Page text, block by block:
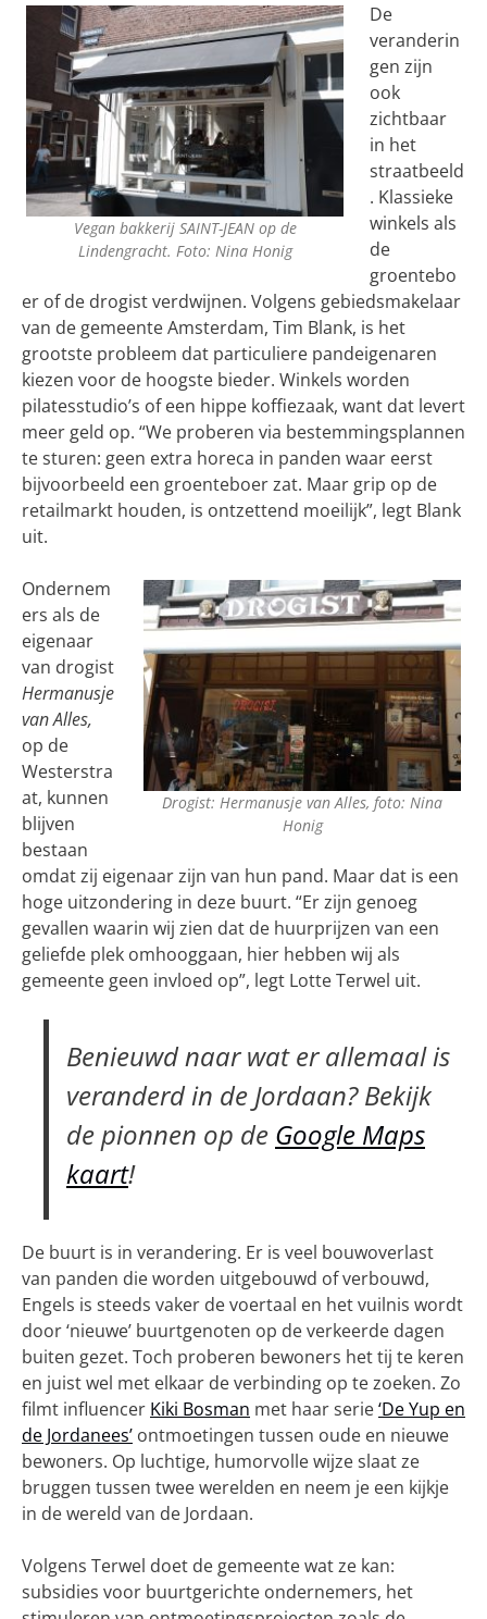
Vegan bakkerij SAINT-JEAN op de
Lindengracht. Foto: Nina Honig
De
veranderin
gen zijn
ook
zichtbaar
in het
straatbeeld
. Klassieke
winkels als
de
groentebo
er of de drogist verdwijnen. Volgens gebiedsmakelaar
van de gemeente Amsterdam, Tim Blank, is het
grootste probleem dat particuliere pandeigenaren
kiezen voor de hoogste bieder. Winkels worden
pilatesstudio’s of een hippe koffiezaak, want dat levert
meer geld op. “We proberen via bestemmingsplannen
te sturen: geen extra horeca in panden waar eerst
bijvoorbeeld een groenteboer zat. Maar grip op de
retailmarkt houden, is ontzettend moeilijk”, legt Blank
uit.
Drogist: Hermanusje van Alles, foto: Nina
Honig
Ondernem
ers als de
eigenaar
van drogist
Hermanusje
van Alles,
op de
Westerstra
at, kunnen
blijven
bestaan
omdat zij eigenaar zijn van hun pand. Maar dat is een
hoge uitzondering in deze buurt. “Er zijn genoeg
gevallen waarin wij zien dat de huurprijzen van een
geliefde plek omhooggaan, hier hebben wij als
gemeente geen invloed op”, legt Lotte Terwel uit.
Benieuwd naar wat er allemaal is
veranderd in de Jordaan? Bekijk
de pionnen op de Google Maps
kaart!
De buurt is in verandering. Er is veel bouwoverlast
van panden die worden uitgebouwd of verbouwd,
Engels is steeds vaker de voertaal en het vuilnis wordt
door ‘nieuwe’ buurtgenoten op de verkeerde dagen
buiten gezet. Toch proberen bewoners het tij te keren
en juist wel met elkaar de verbinding op te zoeken. Zo
filmt influencer Kiki Bosman met haar serie‘De Yup en
de Jordanees’ ontmoetingen tussen oude en nieuwe
bewoners. Op luchtige, humorvolle wijze slaat ze
bruggen tussen twee werelden en neem je een kijkje
in de wereld van de Jordaan.
Volgens Terwel doet de gemeente wat ze kan:
subsidies voor buurtgerichte ondernemers, het